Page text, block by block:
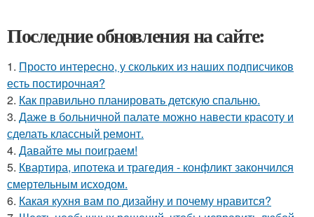
Последние обновления на сайте:
1. Просто интересно, у скольких из наших подписчиков
есть постирочная?
2. Как правильно планировать детскую спальню.
3. Даже в больничной палате можно навести красоту и
сделать классный ремонт.
4. Давайте мы поиграем!
5. Квартира, ипотека и трагедия - конфликт закончился
смертельным исходом.
6. Какая кухня вам по дизайну и почему нравится?